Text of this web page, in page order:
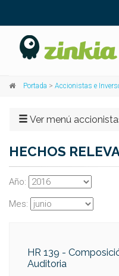
Portada > Accionistas e
Ver menú
HECHOS
Año:
Mes:
HR 139 -
Auditoria